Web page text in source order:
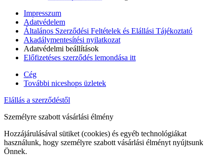
Impresszum
Adatvédelem
Általános Szerződési Feltételek és Elállási Tájékoztató
Akadálymentesítési nyilatkozat
Adatvédelmi beállítások
Előfizetéses szerződés lemondása itt
Cég
További niceshops üzletek
Elállás a szerződéstől
Személyre szabott vásárlási élmény
Hozzájárulásával sütiket (cookies) és egyéb technológiákat
használunk, hogy személyre szabott vásárlási élményt nyújtsunk
Önnek.